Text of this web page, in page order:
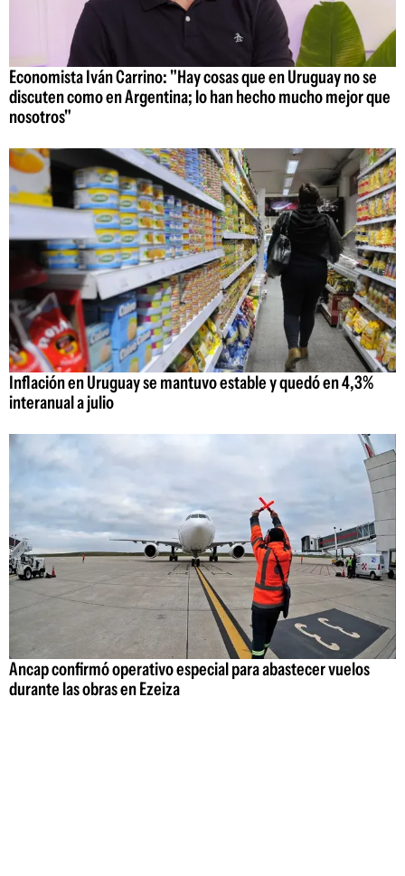
Economista Iván Carrino: "Hay cosas que en Uruguay no se
discuten como en Argentina; lo han hecho mucho mejor que
nosotros"
Inflación en Uruguay se mantuvo estable y quedó en 4,3%
interanual a julio
Ancap confirmó operativo especial para abastecer vuelos
durante las obras en Ezeiza